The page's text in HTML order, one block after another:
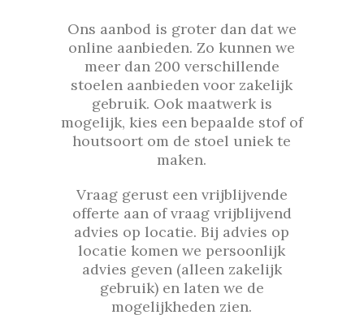
Ons aanbod is groter dan dat we
online aanbieden. Zo kunnen we
meer dan 200 verschillende
stoelen aanbieden voor zakelijk
gebruik. Ook maatwerk is
mogelijk, kies een bepaalde stof of
houtsoort om de stoel uniek te
maken.
Vraag gerust een vrijblijvende
offerte aan of vraag vrijblijvend
advies op locatie. Bij advies op
locatie komen we persoonlijk
advies geven (alleen zakelijk
gebruik) en laten we de
mogelijkheden zien.